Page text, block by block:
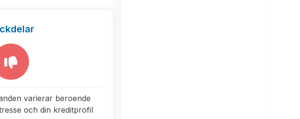
varierar beroende
och din kreditprofil